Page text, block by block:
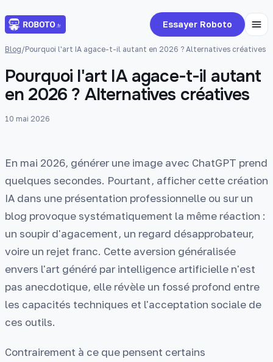
Essayer Roboto
Blog/Pourquoi l'art IA agace-t-il autant en 2026 ? Alternatives créatives
Pourquoi l'art IA agace-t-il autant
en 2026 ? Alternatives créatives
10 mai 2026
En mai 2026, générer une image avec ChatGPT prend
quelques secondes. Pourtant, afficher cette création
IA dans une présentation professionnelle ou sur un
blog provoque systématiquement la même réaction :
un soupir d'agacement, un regard désapprobateur,
voire un rejet franc. Cette aversion généralisée
envers l'art généré par intelligence artificielle n'est
pas anecdotique, elle révèle un fossé profond entre
les capacités techniques et l'acceptation sociale de
ces outils.
Contrairement à ce que pensent certains